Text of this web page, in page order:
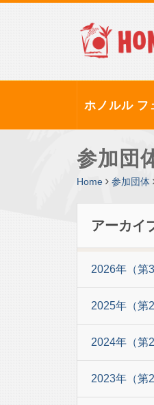
ホノルル フ
参加団
Home 参加団体
アーカイ
2026年（第
2025年（第
2024年（第
2023年（第